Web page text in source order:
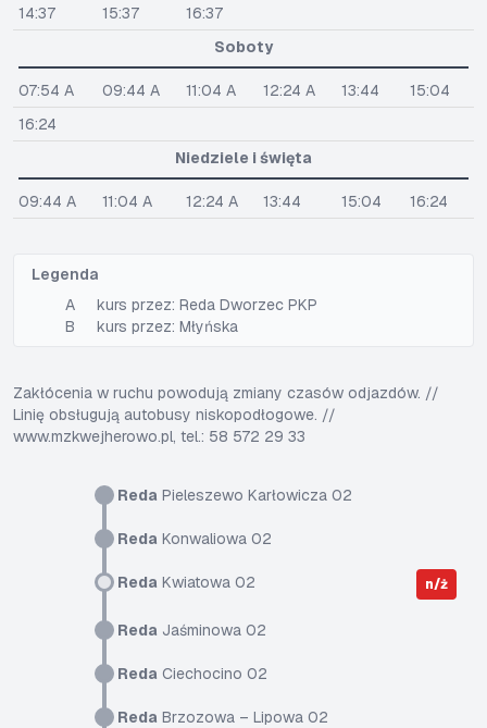
Reda Pieleszewo Karłowicza 02
Reda Konwaliowa 02
Reda Kwiatowa 02 n/ż
Reda Jaśminowa 02
Reda Ciechocino 02
Reda Brzozowa – Lipowa 02
14:37
15:37
16:37
Soboty
07:54 A 09:44 A 11:04 A 12:24 A 13:44
15:04
16:24
Niedziele i święta
09:44 A 11:04 A 12:24 A 13:44 15:04 16:24
Legenda
A
kurs przez: Reda Dworzec PKP
B
kurs przez: Młyńska
Zakłócenia w ruchu powodują zmiany czasów odjazdów. //
Linię obsługują autobusy niskopodłogowe. //
www.mzkwejherowo.pl, tel.: 58 572 29 33